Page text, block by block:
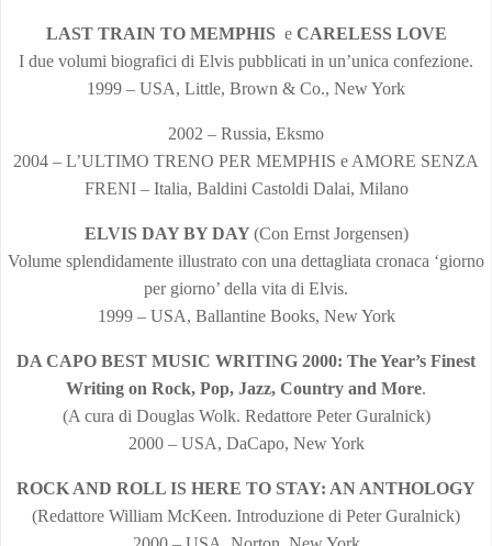
LAST TRAIN TO MEMPHIS e CARELESS LOVE
I due volumi biografici di Elvis pubblicati in un’unica confezione.
1999 – USA, Little, Brown & Co., New York
2002 – Russia, Eksmo
2004 – L’ULTIMO TRENO PER MEMPHIS e AMORE SENZA
FRENI – Italia, Baldini Castoldi Dalai, Milano
ELVIS DAY BY DAY (Con Ernst Jorgensen)
Volume splendidamente illustrato con una dettagliata cronaca ‘giorno
per giorno’ della vita di Elvis.
1999 – USA, Ballantine Books, New York
DA CAPO BEST MUSIC WRITING 2000: The Year’s Finest
Writing on Rock, Pop, Jazz, Country and More.
(A cura di Douglas Wolk. Redattore Peter Guralnick)
2000 – USA, DaCapo, New York
ROCK AND ROLL IS HERE TO STAY: AN ANTHOLOGY
(Redattore William McKeen. Introduzione di Peter Guralnick)